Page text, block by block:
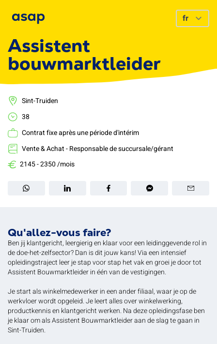
Assistent
bouwmarktleider
Sint-Truiden
38
Contrat fixe après une période d'intérim
Vente & Achat - Responsable de succursale/gérant
2145 - 2350 /mois
Qu'allez-vous faire?
Ben jij klantgericht, leergierig en klaar voor een leidinggevende rol in
de doe-het-zelfsector? Dan is dit jouw kans! Via een intensief
opleidingstraject leer je stap voor stap het vak en groei je door tot
Assistent Bouwmarktleider in één van de vestigingen.
Je start als winkelmedewerker in een ander filiaal, waar je op de
werkvloer wordt opgeleid. Je leert alles over winkelwerking,
productkennis en klantgericht werken. Na deze opleidingsfase ben
je klaar om als Assistent Bouwmarktleider aan de slag te gaan in
Sint-Truiden.